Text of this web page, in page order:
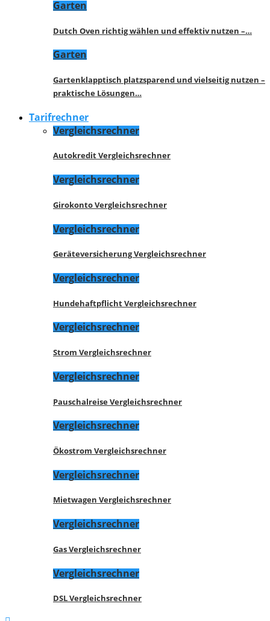
Garten
Dutch Oven richtig wählen und effektiv nutzen –…
Garten
Gartenklapptisch platzsparend und vielseitig nutzen –
praktische Lösungen…
Tarifrechner
Vergleichsrechner
Autokredit Vergleichsrechner
Vergleichsrechner
Girokonto Vergleichsrechner
Vergleichsrechner
Geräteversicherung Vergleichsrechner
Vergleichsrechner
Hundehaftpflicht Vergleichsrechner
Vergleichsrechner
Strom Vergleichsrechner
Vergleichsrechner
Pauschalreise Vergleichsrechner
Vergleichsrechner
Ökostrom Vergleichsrechner
Vergleichsrechner
Mietwagen Vergleichsrechner
Vergleichsrechner
Gas Vergleichsrechner
Vergleichsrechner
DSL Vergleichsrechner